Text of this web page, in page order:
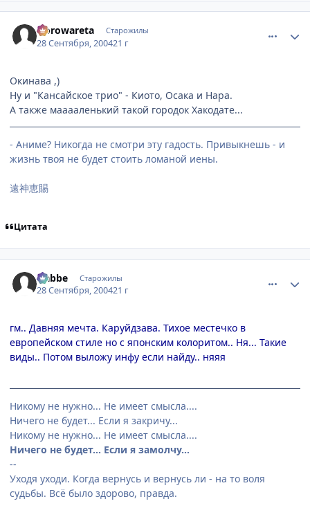
Norowareta Старожилы
28 Сентября, 200421 г
Окинава ,)
Ну и "Кансайское трио" - Киото, Осака и Нара.
А также мааааленький такой городок Хакодате...
- Аниме? Никогда не смотри эту гадость. Привыкнешь - и
жизнь твоя не будет стоить ломаной иены.
遠神恵賜
Цитата
Nabbe Старожилы
28 Сентября, 200421 г
гм.. Давняя мечта. Каруйдзава. Тихое местечко в
европейском стиле но с японским колоритом.. Ня... Такие
виды.. Потом выложу инфу если найду.. няяя
Никому не нужно... Не имеет смысла....
Ничего не будет... Если я закричу...
Никому не нужно... Не имеет смысла....
Ничего не будет... Если я замолчу...
--
Уходя уходи. Когда вернусь и вернусь ли - на то воля
судьбы. Всё было здорово, правда.